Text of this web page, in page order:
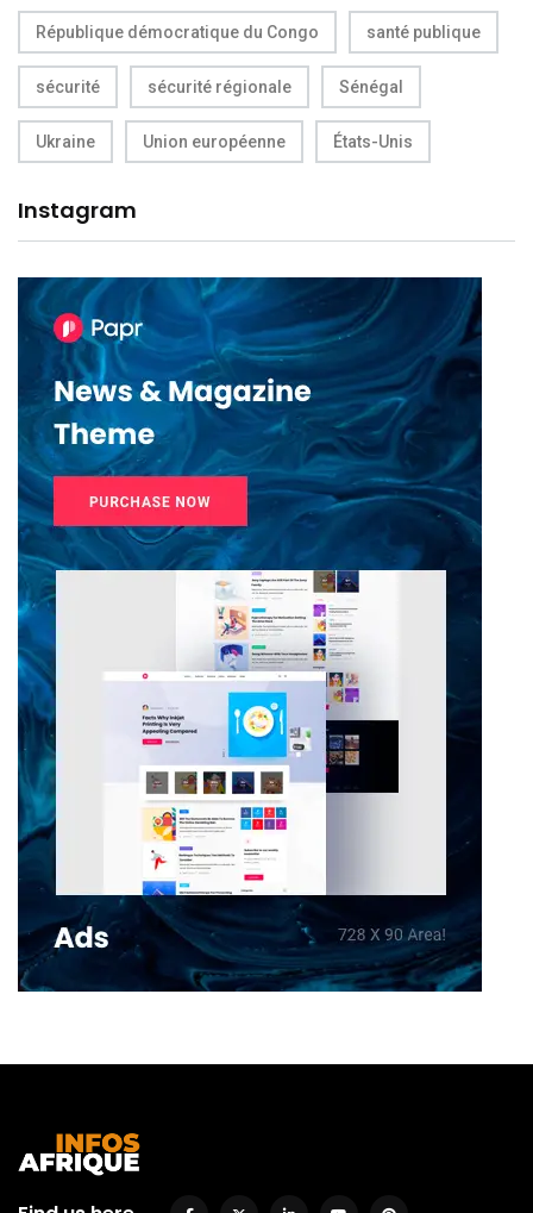
République démocratique du Congo santé publique
sécurité sécurité régionale Sénégal
Ukraine Union européenne États-Unis
Instagram